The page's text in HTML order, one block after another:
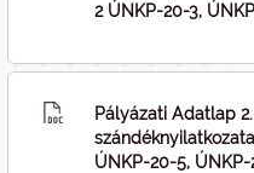
2 ÚNKP-20-3,
Pályázati Adatlap
ÚNKP-20-5,